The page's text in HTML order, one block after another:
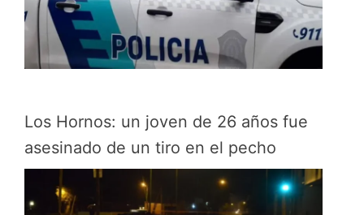
Los Hornos: un joven de 26 años fue
asesinado de un tiro en el pecho